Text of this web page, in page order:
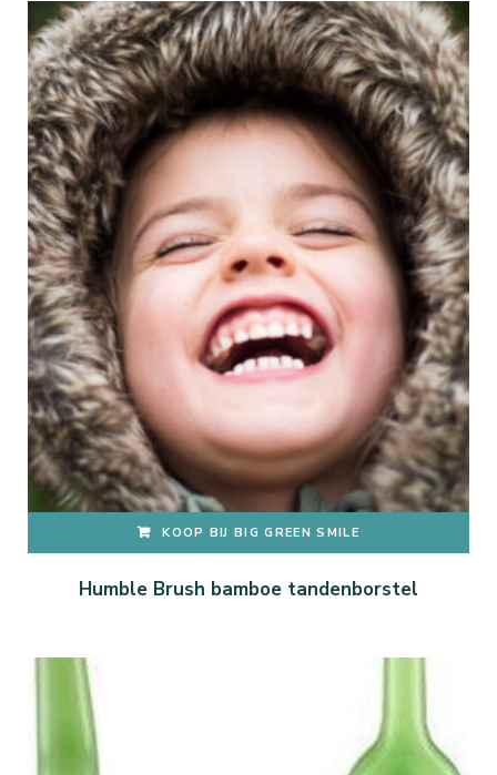
KOOP BIJ BIG GREEN SMILE
Humble Brush bamboe tandenborstel